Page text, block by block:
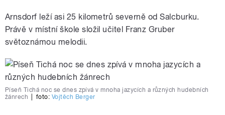
Arnsdorf leží asi 25 kilometrů severně od Salcburku.
Právě v místní škole složil učitel Franz Gruber
světoznámou melodii.
Píseň Tichá noc se dnes zpívá v mnoha jazycích a různých hudebních
žánrech
foto: Vojtěch Berger